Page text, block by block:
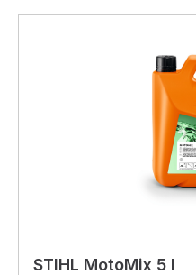
STIHL MotoMix 5 l